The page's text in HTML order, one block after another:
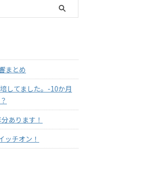
まとめ
してました。-10か月
あります！
ッチオン！